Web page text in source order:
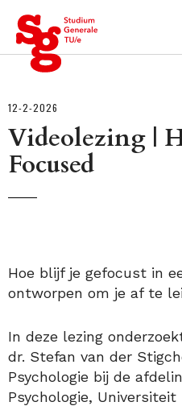
12-2-2026
Videolezing |
Focused
Hoe blijf je gefocust in
ontworpen om je af te
In deze lezing
dr. Stefan van der
Psychologie bij de
Psychologie,